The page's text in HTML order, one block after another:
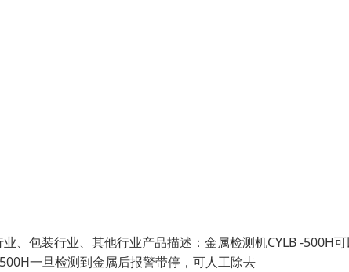
、包装行业、其他行业产品描述：金属检测机CYLB -500H
一旦检测到金属后报警带停，可人工除去